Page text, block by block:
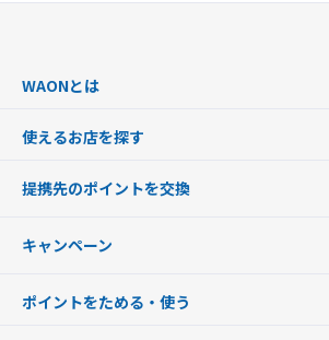
WAONとは
WAONを申込む
インターネット上でのお買い物について（ネット
使えるお店を探す
店舗検索
イオン銀行ATM設置場所
提携先のポイントを交換
キャンペーン
ポイントをためる・使う